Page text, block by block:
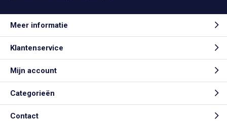
Meer informatie
Klantenservice
Mijn account
Categorieën
Contact